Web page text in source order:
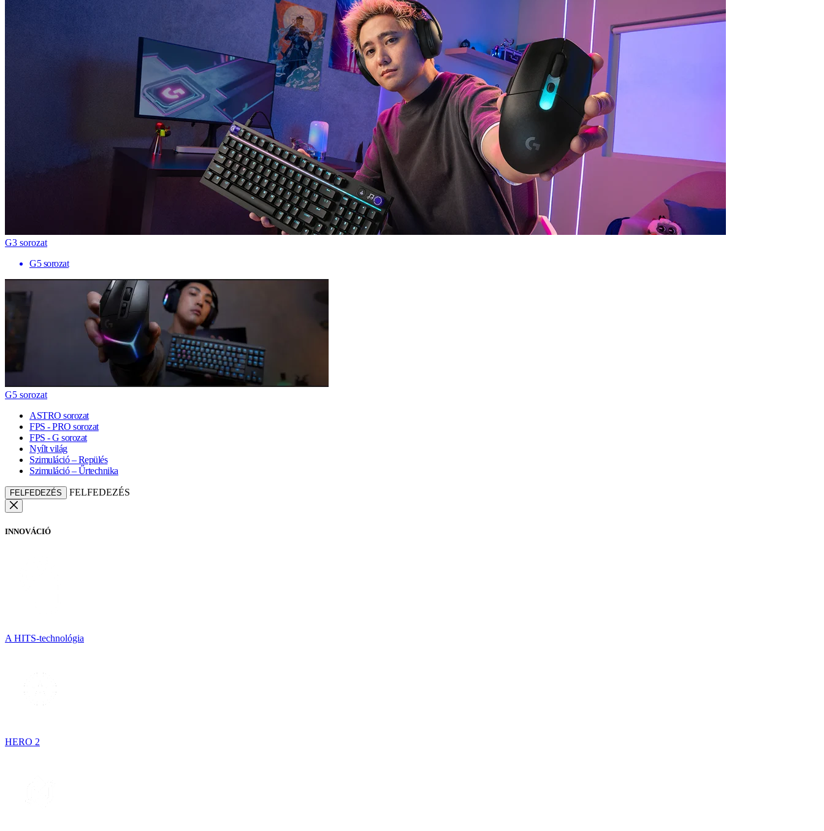
G3 sorozat
G5 sorozat
G5 sorozat
ASTRO sorozat
FPS - PRO sorozat
FPS - G sorozat
Nyílt világ
Szimuláció – Repülés
Szimuláció – Űrtechnika
FELFEDEZÉS FELFEDEZÉS
INNOVÁCIÓ
A HITS-technológia
HERO 2